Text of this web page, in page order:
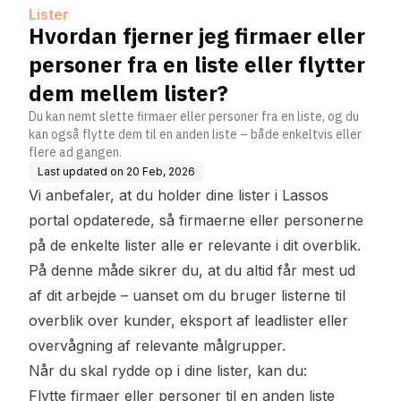
Lister
Hvordan fjerner jeg firmaer eller
personer fra en liste eller flytter
dem mellem lister?
Du kan nemt slette firmaer eller personer fra en liste, og du
kan også flytte dem til en anden liste – både enkeltvis eller
flere ad gangen.
Last updated on 20 Feb, 2026
Vi anbefaler, at du holder dine lister i Lassos
portal opdaterede, så firmaerne eller personerne
på de enkelte lister alle er relevante i dit overblik.
På denne måde sikrer du, at du altid får mest ud
af dit arbejde – uanset om du bruger listerne til
overblik over kunder, eksport af leadlister eller
overvågning af relevante målgrupper.
Når du skal rydde op i dine lister, kan du:
Flytte firmaer eller personer til en anden liste